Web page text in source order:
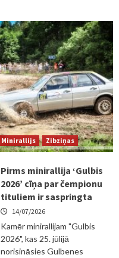
Minirallijs Zibziņas
Pirms minirallija ‘Gulbis
2026’ cīņa par čempionu
tituliem ir saspringta
14/07/2026
Kamēr minirallijam "Gulbis
2026", kas 25. jūlijā
norisināsies Gulbenes